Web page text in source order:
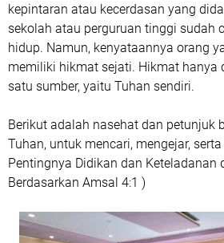
kepintaran atau kecerdasan yang
sekolah atau perguruan tinggi sudah
hidup. Namun, kenyataannya orang
memiliki hikmat sejati. Hikmat hanya
satu sumber, yaitu Tuhan sendiri.
Berikut adalah nasehat dan petunjuk
Tuhan, untuk mencari, mengejar,
Pentingnya Didikan dan Keteladanan
Berdasarkan Amsal 4:1 )